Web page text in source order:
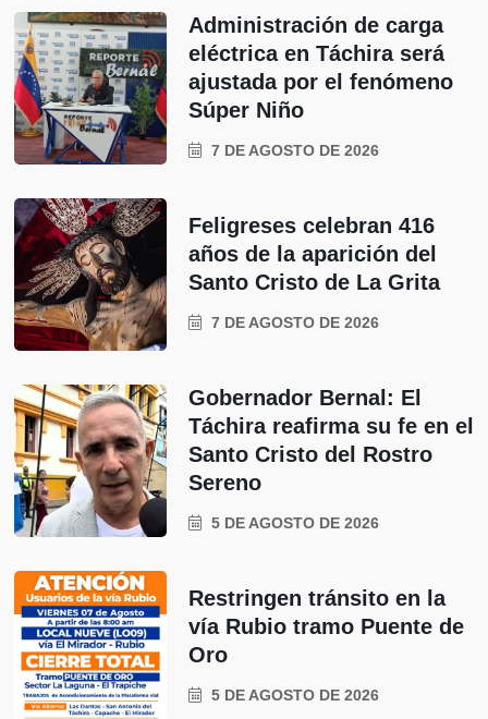
Administración de carga
eléctrica en Táchira será
ajustada por el fenómeno
Súper Niño
7 DE AGOSTO DE 2026
Feligreses celebran 416
años de la aparición del
Santo Cristo de La Grita
7 DE AGOSTO DE 2026
Gobernador Bernal: El
Táchira reafirma su fe en el
Santo Cristo del Rostro
Sereno
5 DE AGOSTO DE 2026
Restringen tránsito en la
vía Rubio tramo Puente de
Oro
5 DE AGOSTO DE 2026